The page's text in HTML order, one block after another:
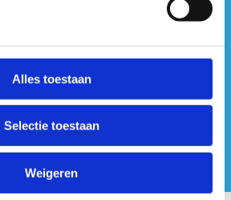
Alles toestaan
Selectie toestaan
Weigeren
op sociale media